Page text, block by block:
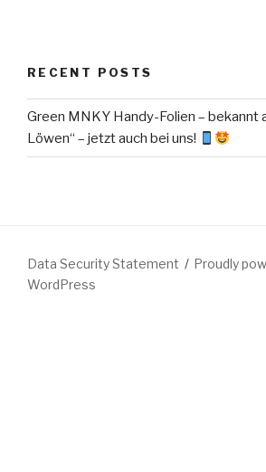
RECENT POSTS
Green MNKY Handy-Folien – bekannt
Löwen“ – jetzt auch bei uns!
Data Security Statement
Proudly
WordPress